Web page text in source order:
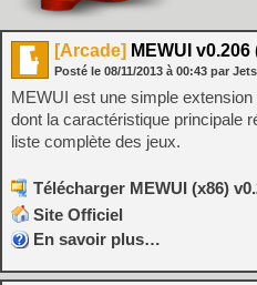
[Arcade] MEWUI v0.206
Posté le 08/11/2013 à 00:43 par Jets
MEWUI est une simple extension
dont la caractéristique principale
liste complète des jeux.
Télécharger MEWUI (x86)
Site Officiel
En savoir plus…